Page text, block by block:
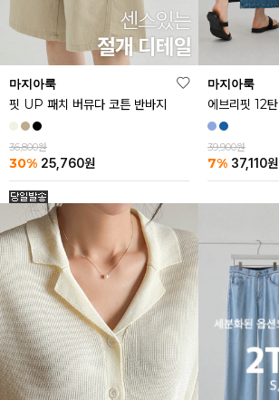
마지아룩
핏 UP 패치 버뮤다 코튼 반바지
36,800원
30% 25,760원
마지아룩
39,900원
7% 37,110원